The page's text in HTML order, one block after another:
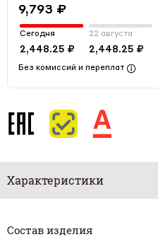
9,793 ₽
Сегодня
2,448.25 ₽
22 августа
2,448.25 ₽
Без комиссий и переплат
Характеристики
Состав изделия